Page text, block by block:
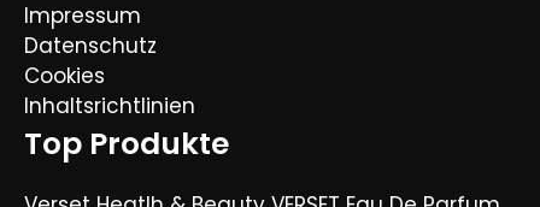
Impressum
Datenschutz
Cookies
Inhaltsrichtlinien
Top Produkte